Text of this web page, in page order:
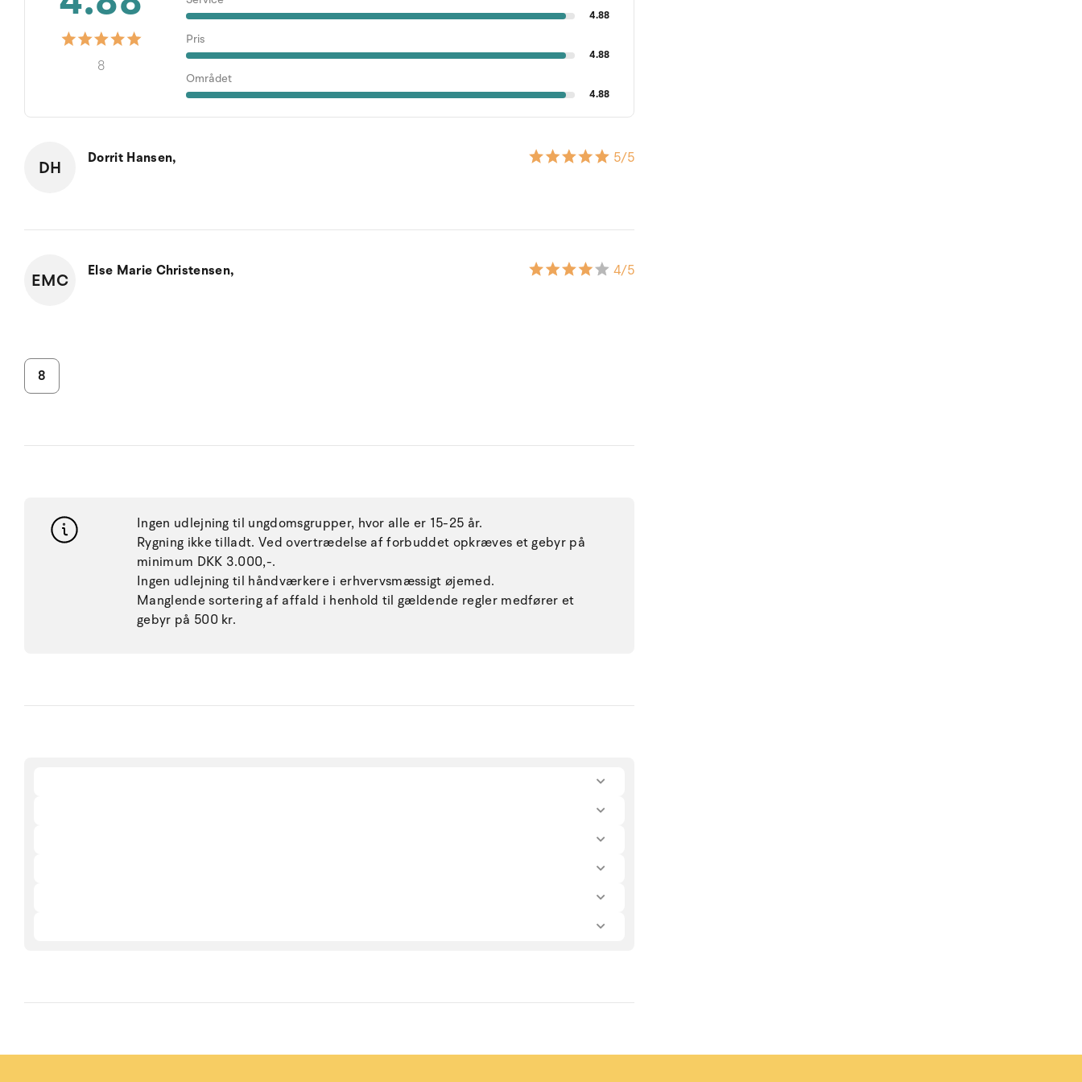
8
4.88
Pris
4.88
Området
4.88
DH Dorrit Hansen, 5/5
EMC Else Marie Christensen, 4/5
8
Ingen udlejning til ungdomsgrupper, hvor alle er 15-25 år.
Rygning ikke tilladt. Ved overtrædelse af forbuddet opkræves et gebyr på
minimum DKK 3.000,-.
Ingen udlejning til håndværkere i erhvervsmæssigt øjemed.
Manglende sortering af affald i henhold til gældende regler medfører et
gebyr på 500 kr.